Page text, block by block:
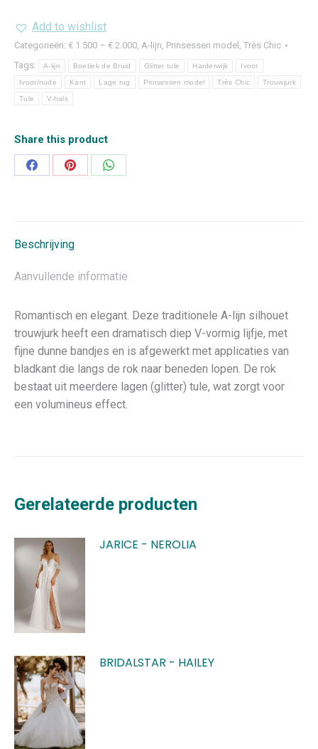
Add to wishlist
Categorieën: € 1.500 – € 2.000, A-lijn, Prinsessen model , Très Chic
Tags:
A-lijn Boetiek de Bruid Glitter tule Harderwijk Ivoor
Ivoor/nude Kant Lage rug Prinsessen model Très Chic Trouwjurk
Tule V-hals
Share this product
Deel
Deel
Deel
Beschrijving
Aanvullende informatie
Romantisch en elegant. Deze traditionele A-lijn silhouet
trouwjurk heeft een dramatisch diep V-vormig lijfje, met
fijne dunne bandjes en is afgewerkt met applicaties van
bladkant die langs de rok naar beneden lopen. De rok
bestaat uit meerdere lagen (glitter) tule, wat zorgt voor
een volumineus effect.
Gerelateerde producten
JARICE - NEROLIA
BRIDALSTAR - HAILEY